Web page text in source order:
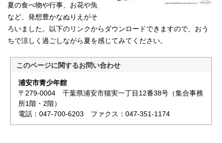
夏の食べ物や行事、お花や魚
など、発想豊かなぬりえがそ
ろいました。以下のリンクからダウンロードできますので、おう
ちで涼しく過ごしながら夏を感じてみてください。
このページに関するお問い合わせ
浦安市青少年館
〒279-0004 千葉県浦安市猫実一丁目12番38号（集合事務
所1階・2階）
電話：047-700-6203 ファクス：047-351-1174